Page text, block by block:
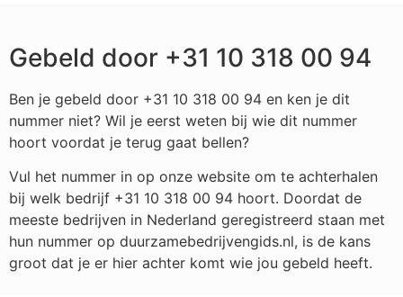
Gebeld door +31 10 318 00 94
Ben je gebeld door +31 10 318 00 94 en ken je dit
nummer niet? Wil je eerst weten bij wie dit nummer
hoort voordat je terug gaat bellen?
Vul het nummer in op onze website om te achterhalen
bij welk bedrijf +31 10 318 00 94 hoort. Doordat de
meeste bedrijven in Nederland geregistreerd staan met
hun nummer op duurzamebedrijvengids.nl, is de kans
groot dat je er hier achter komt wie jou gebeld heeft.